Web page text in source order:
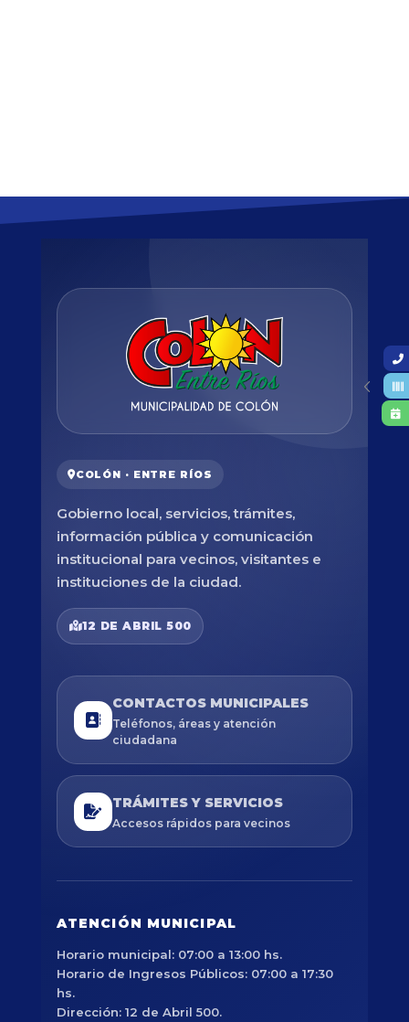
COLÓN · ENTRE RÍOS
Gobierno local, servicios, trámites,
información pública y comunicación
institucional para vecinos, visitantes e
instituciones de la ciudad.
12 DE ABRIL 500
CONTACTOS MUNICIPALES
Teléfonos, áreas y atención
ciudadana
TRÁMITES Y SERVICIOS
Accesos rápidos para vecinos
ATENCIÓN MUNICIPAL
Horario municipal: 07:00 a 13:00 hs.
Horario de Ingresos Públicos: 07:00 a 17:30
hs.
Dirección: 12 de Abril 500.